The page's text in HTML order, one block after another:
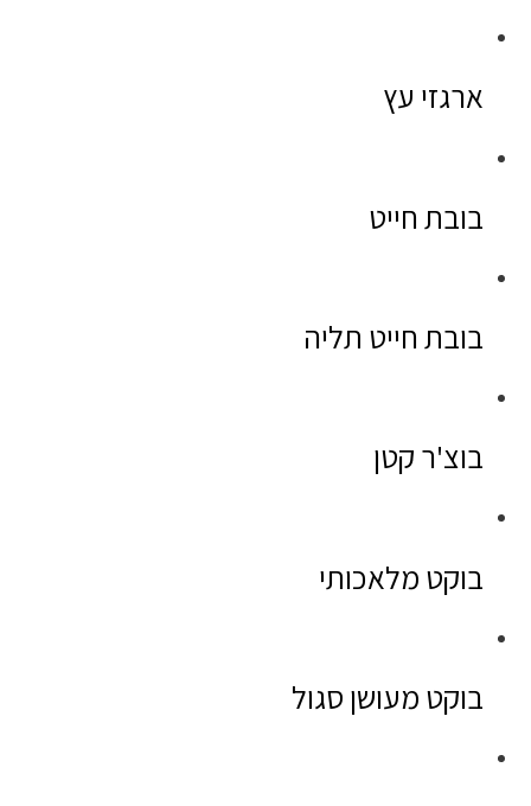
ארגזי עץ
בובת חייט
בובת חייט תליה
בוצ'ר קטן
בוקט מלאכותי
בוקט מעושן סגול